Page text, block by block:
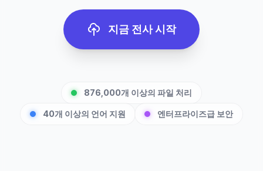
지금 전사 시작
876,000개 이상의 파일 처리
40개 이상의 언어 지원 엔터프라이즈급 보안